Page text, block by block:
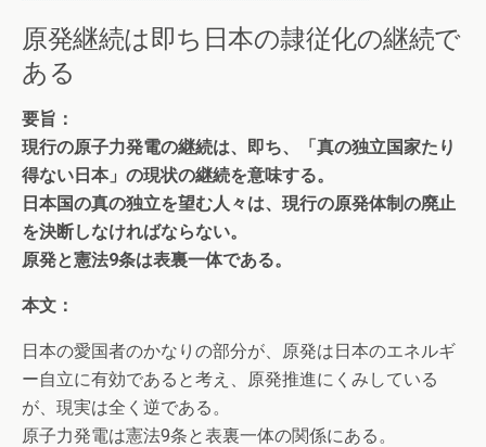
原発継続は即ち日本の隷従化の継続で
ある
要旨：
現行の原子力発電の継続は、即ち、「真の独立国家たり
得ない日本」の現状の継続を意味する。
日本国の真の独立を望む人々は、現行の原発体制の廃止
を決断しなければならない。
原発と憲法9条は表裏一体である。
本文：
日本の愛国者のかなりの部分が、原発は日本のエネルギ
ー自立に有効であると考え、原発推進にくみしている
が、現実は全く逆である。
原子力発電は憲法9条と表裏一体の関係にある。